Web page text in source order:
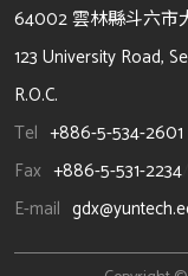
64002 雲林縣斗六市
123 University Road,
R.O.C.
Tel +886-5-534-
Fax +886-5-531-2234
E-mail